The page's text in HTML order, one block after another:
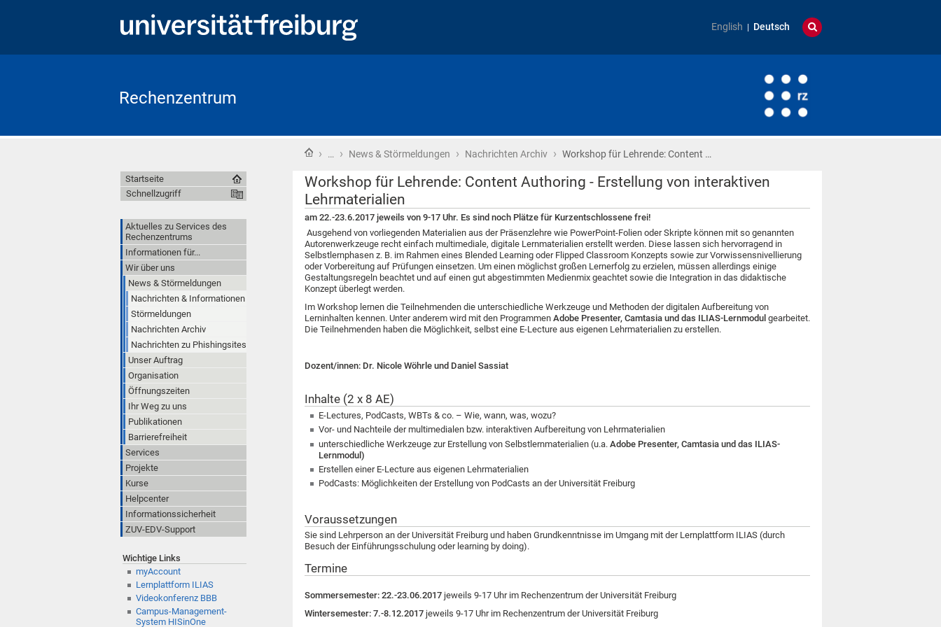
English Deutsch
Rechenzentrum
Startseite
› … › News & Störmeldungen › Nachrichten Archiv › Workshop für Lehrende: Content …
Workshop für Lehrende: Content Authoring - Erstellung von interaktiven
Lehrmaterialien
am 22.-23.6.2017 jeweils von 9-17 Uhr. Es sind noch Plätze für Kurzentschlossene frei!
Ausgehend von vorliegenden Materialien aus der Präsenzlehre wie PowerPoint-Folien oder Skripte können mit so genannten
Autorenwerkzeuge recht einfach multimediale, digitale Lernmaterialien erstellt werden. Diese lassen sich hervorragend in
Selbstlernphasen z. B. im Rahmen eines Blended Learning oder Flipped Classroom Konzepts sowie zur Vorwissensnivellierung
oder Vorbereitung auf Prüfungen einsetzen. Um einen möglichst großen Lernerfolg zu erzielen, müssen allerdings einige
Gestaltungsregeln beachtet und auf einen gut abgestimmten Medienmix geachtet sowie die Integration in das didaktische
Konzept überlegt werden.
Im Workshop lernen die Teilnehmenden die unterschiedliche Werkzeuge und Methoden der digitalen Aufbereitung von
Lerninhalten kennen. Unter anderem wird mit den Programmen Adobe Presenter, Camtasia und das ILIAS-Lernmodul gearbeitet.
Die Teilnehmenden haben die Möglichkeit, selbst eine E-Lecture aus eigenen Lehrmaterialien zu erstellen.
Dozent/innen: Dr. Nicole Wöhrle und Daniel Sassiat
Inhalte (2 x 8 AE)
E-Lectures, PodCasts, WBTs & co. – Wie, wann, was, wozu?
Vor- und Nachteile der multimedialen bzw. interaktiven Aufbereitung von Lehrmaterialien
unterschiedliche Werkzeuge zur Erstellung von Selbstlernmaterialien (u.a.Adobe Presenter, Camtasia und das ILIAS-
Lernmodul)
Erstellen einer E-Lecture aus eigenen Lehrmaterialien
PodCasts: Möglichkeiten der Erstellung von PodCasts an der Universität Freiburg
Voraussetzungen
Sie sind Lehrperson an der Universität Freiburg und haben Grundkenntnisse im Umgang mit der Lernplattform ILIAS (durch
Besuch der Einführungsschulung oder learning by doing).
Termine
Sommersemester: 22.-23.06.2017 jeweils 9-17 Uhr im Rechenzentrum der Universität Freiburg
Wintersemester: 7.-8.12.2017 jeweils 9-17 Uhr im Rechenzentrum der Universität Freiburg
Startseite
Schnellzugriff
Aktuelles zu Services des
Rechenzentrums
Informationen für...
Wir über uns
News & Störmeldungen
Nachrichten & Informationen
Störmeldungen
Nachrichten Archiv
Nachrichten zu Phishingsites
Unser Auftrag
Organisation
Öffnungszeiten
Ihr Weg zu uns
Publikationen
Barrierefreiheit
Services
Projekte
Kurse
Helpcenter
Informationssicherheit
ZUV-EDV-Support
Wichtige Links
myAccount
Lernplattform ILIAS
Videokonferenz BBB
Campus-Management-
System HISinOne